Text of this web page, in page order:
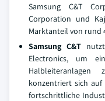
Samsung C&T
Corporation und
Marktanteil von rund
Samsung C&T
Electronics, um
konzentriert sich auf
fortschrittliche